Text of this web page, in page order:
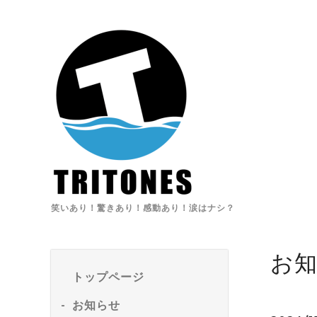
笑いあり！驚きあり！感動あり！涙はナシ？
トップページ
お知らせ
お